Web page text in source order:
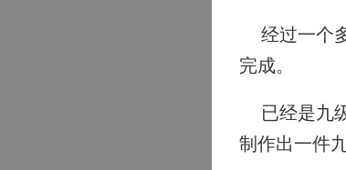
经过一个
完成。
已经是九
制作出一件